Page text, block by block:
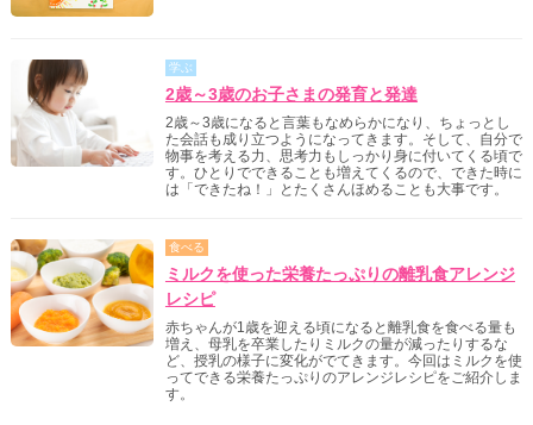
学ぶ
2歳～3歳のお子さまの発育と発達
2歳～3歳になると言葉もなめらかになり、ちょっとし
た会話も成り立つようになってきます。そして、自分で
物事を考える力、思考力もしっかり身に付いてくる頃で
す。ひとりでできることも増えてくるので、できた時に
は「できたね！」とたくさんほめることも大事です。
食べる
ミルクを使った栄養たっぷりの離乳食アレンジ
レシピ
赤ちゃんが1歳を迎える頃になると離乳食を食べる量も
増え、母乳を卒業したりミルクの量が減ったりするな
ど、授乳の様子に変化がでてきます。今回はミルクを使
ってできる栄養たっぷりのアレンジレシピをご紹介しま
す。